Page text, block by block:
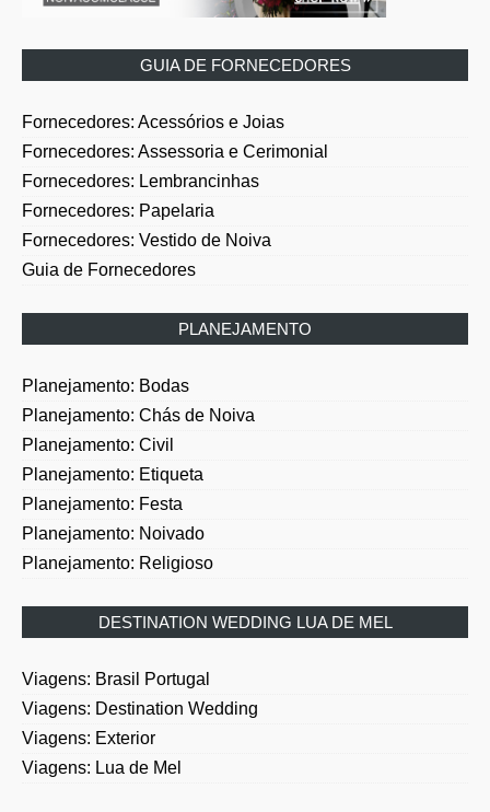
GUIA DE FORNECEDORES
Fornecedores: Acessórios e Joias
Fornecedores: Assessoria e Cerimonial
Fornecedores: Lembrancinhas
Fornecedores: Papelaria
Fornecedores: Vestido de Noiva
Guia de Fornecedores
PLANEJAMENTO
Planejamento: Bodas
Planejamento: Chás de Noiva
Planejamento: Civil
Planejamento: Etiqueta
Planejamento: Festa
Planejamento: Noivado
Planejamento: Religioso
DESTINATION WEDDING LUA DE MEL
Viagens: Brasil Portugal
Viagens: Destination Wedding
Viagens: Exterior
Viagens: Lua de Mel